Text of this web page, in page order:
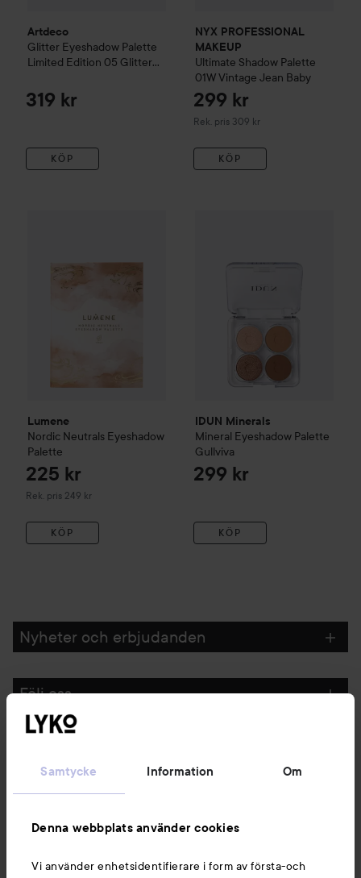
Samtycke Information Om
Denna webbplats använder cookies
Vi använder enhetsidentifierare i form av första-och
Artdeco
Glitter Eyeshadow Palette
Limited Edition 05 Glitter
319 kr
KÖP
NYX PROFESSIONAL
MAKEUP
Ultimate Shadow Palette
01W Vintage Jean Baby
299 kr
Rek. pris 309 kr
Rekommenderat pris 309 kr
KÖP
Lumene
Nordic Neutrals Eyeshadow
Palette
225 kr
Rek. pris 249 kr
Rekommenderat pris 249 kr
KÖP
IDUN Minerals
Mineral Eyeshadow Palette
Gullviva
299 kr
KÖP
Nyheter och erbjudanden
Följ oss
Du kanske också gillar